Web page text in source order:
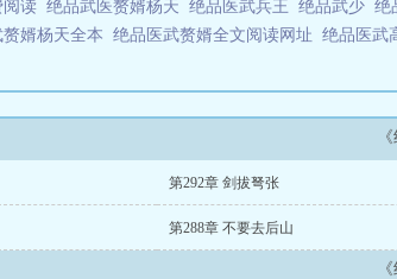
阅读 绝品武医赘婿杨天 绝品医武兵王 绝品武少 绝
婿杨天全本 绝品医武赘婿全文阅读网址 绝品医武
第292章 剑拔弩张
第288章 不要去后山